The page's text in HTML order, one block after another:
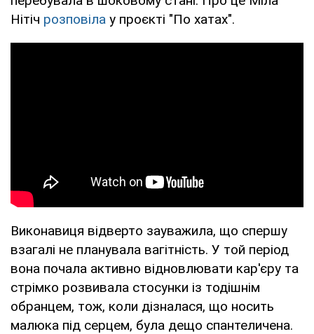
Нітіч розповіла у проєкті "По хатах".
Виконавиця відверто зауважила, що спершу
взагалі не планувала вагітність. У той період
вона почала активно відновлювати кар'єру та
стрімко розвивала стосунки із тодішнім
обранцем, тож, коли дізналася, що носить
малюка під серцем, була дещо спантеличена.